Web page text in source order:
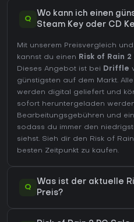
Q
Wo kann ich einen
Steam Key oder CD
Mit unserem Preisvergleich
kannst du einen Risk of Rain 2
Dieses Angebot ist bei Driffle
günstigsten auf dem Markt.
werden digital geliefert und
sofort heruntergeladen
Bearbeitungsgebühren und
sodass du immer den
siehst. Sieh dir den Risk of
besten Zeitpunkt zu kaufen.
Q
Was ist der aktuelle
Preis?